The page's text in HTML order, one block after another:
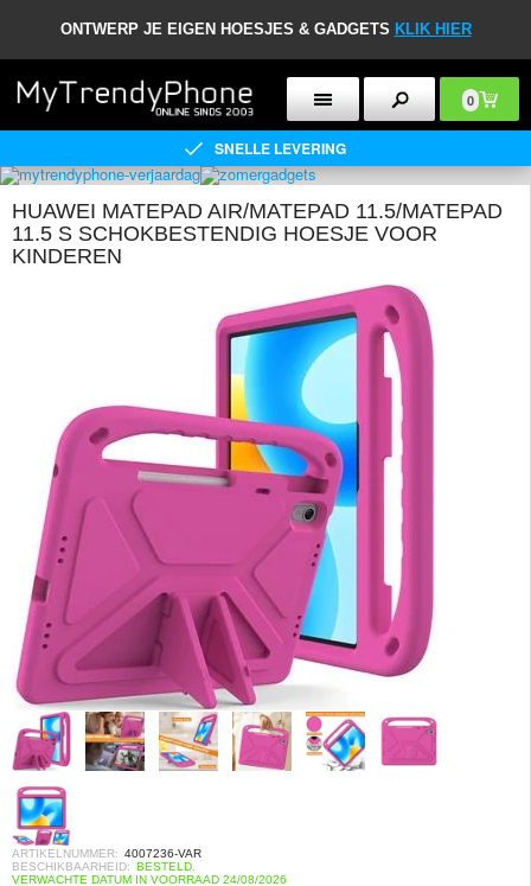
ONTWERP JE EIGEN HOESJES & GADGETS KLIK HIER
0
SNELLE LEVERING
HUAWEI MATEPAD AIR/MATEPAD 11.5/MATEPAD
11.5 S SCHOKBESTENDIG HOESJE VOOR
KINDEREN
ARTIKELNUMMER: 4007236-VAR
BESCHIKBAARHEID: BESTELD.
VERWACHTE DATUM IN VOORRAAD 24/08/2026